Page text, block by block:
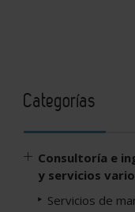
Categorías
Consultoría e
y servicios
Servicios de